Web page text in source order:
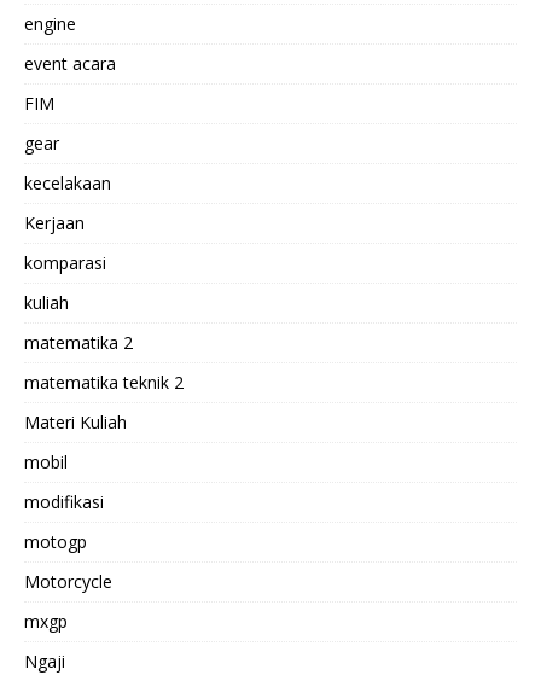
engine
event acara
FIM
gear
kecelakaan
Kerjaan
komparasi
kuliah
matematika 2
matematika teknik 2
Materi Kuliah
mobil
modifikasi
motogp
Motorcycle
mxgp
Ngaji